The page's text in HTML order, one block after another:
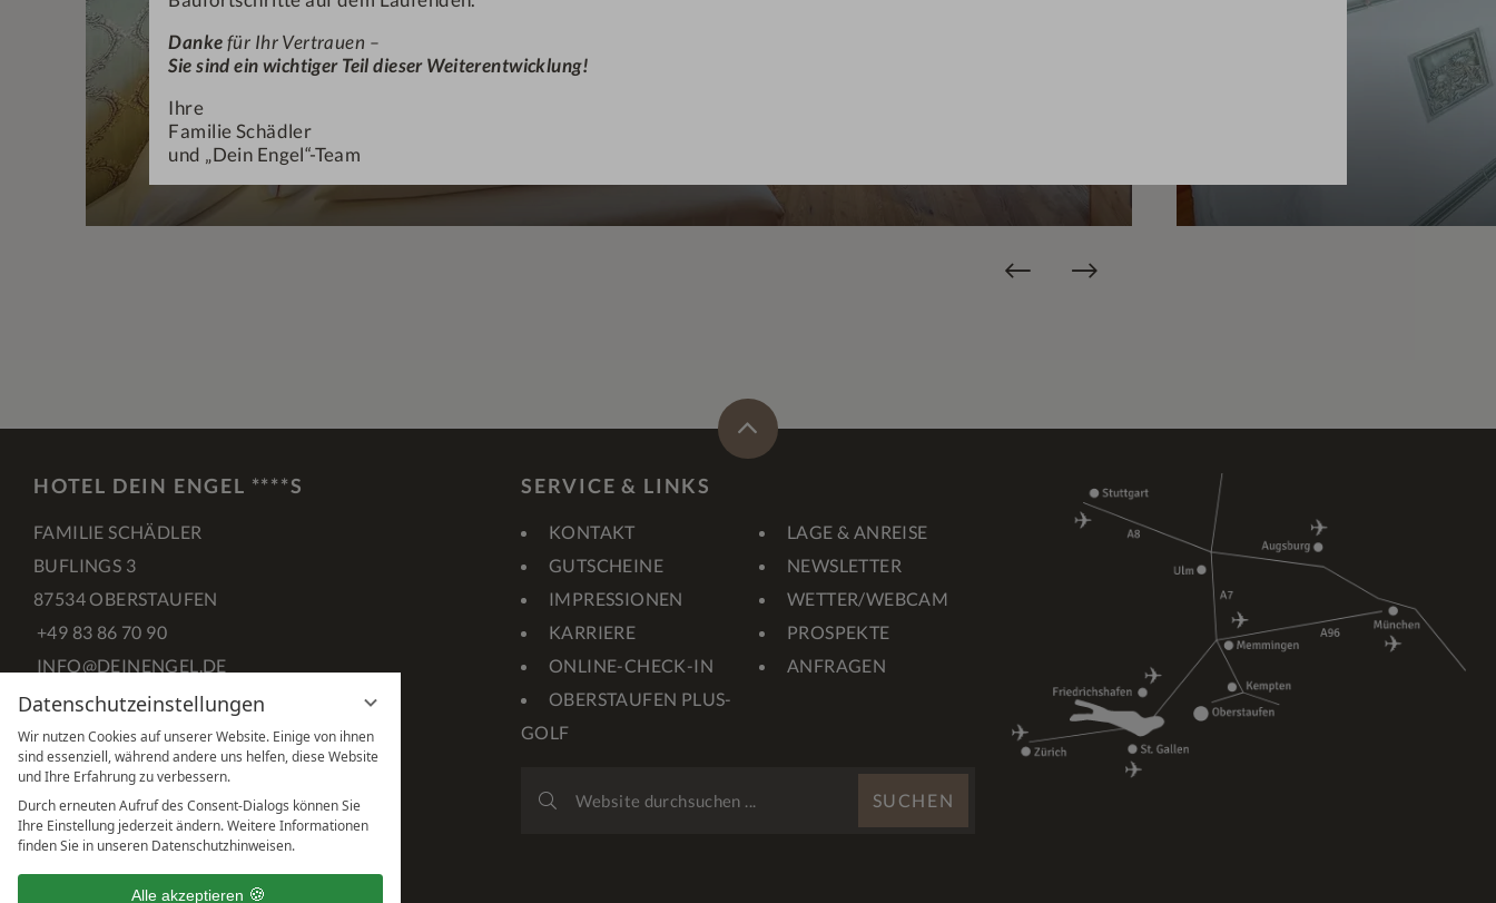
Datenschutzeinstellungen
Wir nutzen Cookies auf unserer Website. Einige von ihnen
sind essenziell, während andere uns helfen, diese Website
und Ihre Erfahrung zu verbessern.
Durch erneuten Aufruf des Consent-Dialogs können Sie
Ihre Einstellung jederzeit ändern. Weitere Informationen
finden Sie in unseren Datenschutzhinweisen.
Alle akzeptieren
Dankefür Ihr Vertrauen –
Sie sind ein wichtiger Teil dieser Weiterentwicklung!
Ihre
Familie Schädler
und „Dein Engel“-Team
HOTEL DEIN ENGEL ****S
FAMILIE SCHÄDLER
BUFLINGS 3
87534 OBERSTAUFEN
+49 83 86 70 90
INFO@DEINENGEL.DE
FACEBOOKINSTAGRAMPINTEREST
SERVICE & LINKS
KONTAKT
LAGE & ANREISE
GUTSCHEINE
NEWSLETTER
IMPRESSIONEN
WETTER/WEBCAM
KARRIERE
PROSPEKTE
ONLINE-CHECK-IN
ANFRAGEN
OBERSTAUFEN PLUS-
GOLF
DURCHSUCHEN
SUCHEN